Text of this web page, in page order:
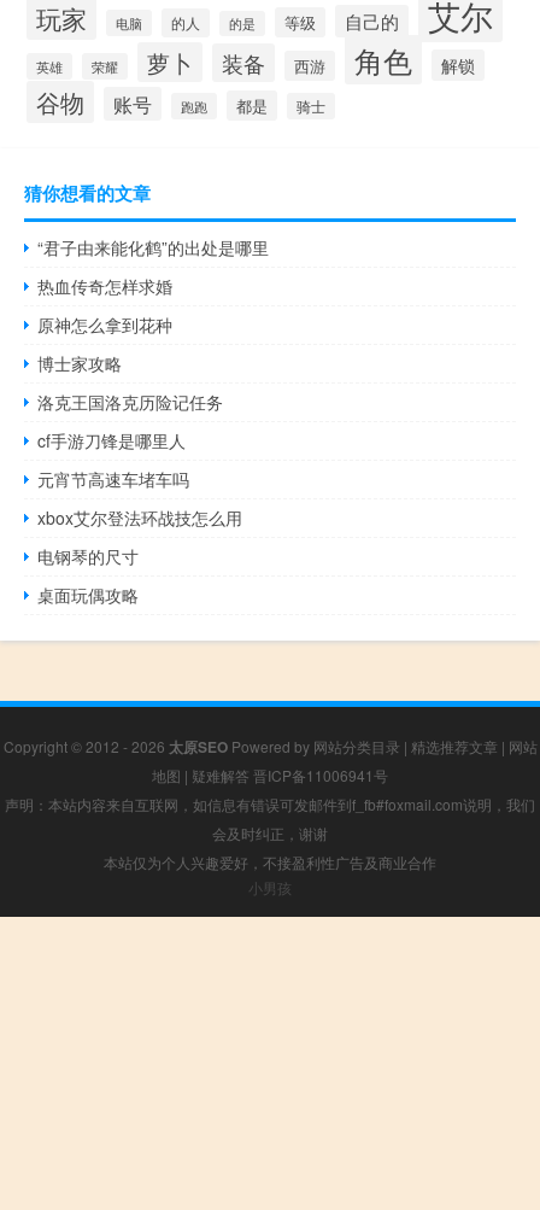
玩家 电脑 的人 的是 等级 自己的 艾尔
英雄 荣耀 萝卜 装备 西游 角色 解锁
谷物 账号 跑跑 都是 骑士
猜你想看的文章
“君子由来能化鹤”的出处是哪里
热血传奇怎样求婚
原神怎么拿到花种
博士家攻略
洛克王国洛克历险记任务
cf手游刀锋是哪里人
元宵节高速车堵车吗
xbox艾尔登法环战技怎么用
电钢琴的尺寸
桌面玩偶攻略
Copyright © 2012 - 2026 太原SEOPowered by 网站分类目录 | 精选推荐文章 | 网站
地图 | 疑难解答 晋ICP备11006941号
声明：本站内容来自互联网，如信息有错误可发邮件到f_fb#foxmail.com说明，我们
会及时纠正，谢谢
本站仅为个人兴趣爱好，不接盈利性广告及商业合作
小男孩